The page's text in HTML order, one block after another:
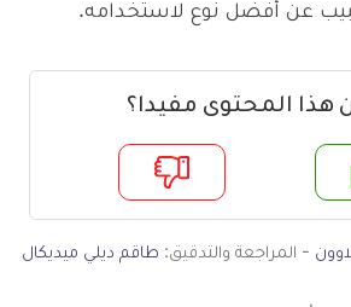
عن أفضل نوع لاستخدامه.
هذا المحتوى مفيدا؟
- المراجعة والتدقيق: طاقم ديلي ميديكال